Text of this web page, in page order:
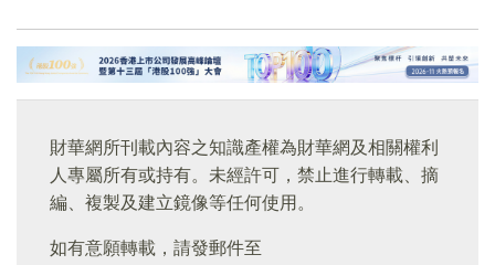
財華網所刊載內容之知識產權為財華網及相關權利
人專屬所有或持有。未經許可，禁止進行轉載、摘
編、複製及建立鏡像等任何使用。
如有意願轉載，請發郵件至